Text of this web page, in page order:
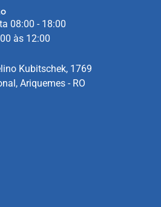
08:00 - 18:00
às 12:00
Kubitschek, 1769
Ariquemes - RO